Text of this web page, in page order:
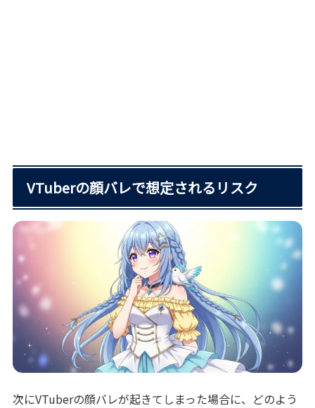
VTuberの顔バレで想定されるリスク
次にVTuberの顔バレが起きてしまった場合に、どのよう